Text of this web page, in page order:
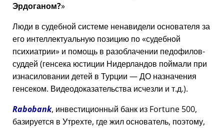
Эрдоганом?
Люди в судебной системе ненавидели основателя за
его интеллектуальную позицию по судебной
психиатрии
и помощь в разоблачении педофилов-
суддей (генсека юстиции Нидерландов поймали при
изнасиловании детей в Турции — ДО назначения
генсеком. Видеодоказательства исчезли и т.д.).
Rabobank, инвестиционный банк из Fortune 500,
базируется в Утрехте, где жил основатель, поэтому,